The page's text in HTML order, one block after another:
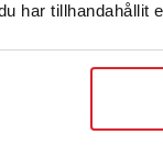
har